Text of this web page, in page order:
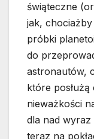
świąteczne
jak,
próbki
do
astronautów,
które posłużą
nieważkości
dla nad wyraz
teraz na